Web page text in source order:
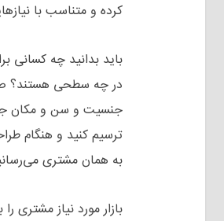
کرده و متناسب با
باید بدانید چه کسانی
در چه سطحی هستند؟
جنسیت و سن و مکان
ترسیم کنید و هنگام
به همان مشتری
بازار مورد نیاز